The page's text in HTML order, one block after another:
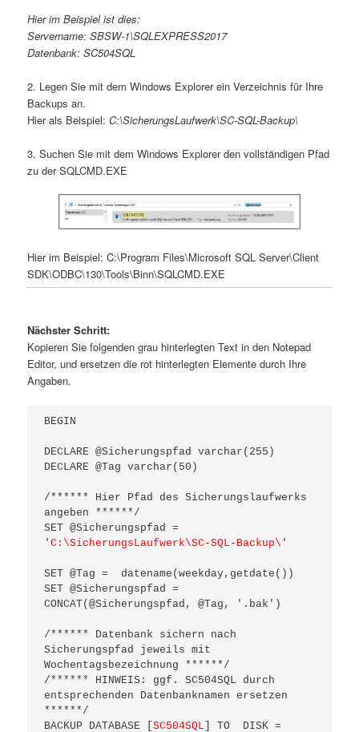
Hier im Beispiel ist dies:
Servername: SBSW-1\SQLEXPRESS2017
Datenbank: SC504SQL
2. Legen Sie mit dem Windows Explorer ein Verzeichnis für Ihre
Backups an.
Hier als Beispiel:C:\SicherungsLaufwerk\SC-SQL-Backup\
3. Suchen Sie mit dem Windows Explorer den vollständigen Pfad
zu der SQLCMD.EXE
Hier im Beispiel: C:\Program Files\Microsoft SQL Server\Client
SDK\ODBC\130\Tools\Binn\SQLCMD.EXE
Nächster Schritt:
Kopieren Sie folgenden grau hinterlegten Text in den Notepad
Editor, und ersetzen die rot hinterlegten Elemente durch Ihre
Angaben.
BEGIN
DECLARE @Sicherungspfad varchar(255)
DECLARE @Tag varchar(50)
/****** Hier Pfad des Sicherungslaufwerks
angeben ******/
SET @Sicherungspfad =
'C:\SicherungsLaufwerk\SC-SQL-Backup\ '
SET @Tag =  datename(weekday,getdate())
SET @Sicherungspfad =
CONCAT(@Sicherungspfad, @Tag, '.bak')
/****** Datenbank sichern nach
Sicherungspfad jeweils mit
Wochentagsbezeichnung ******/
/****** HINWEIS: ggf. SC504SQL durch
entsprechenden Datenbanknamen ersetzen
******/
BACKUP DATABASE [SC504SQL ] TO  DISK =